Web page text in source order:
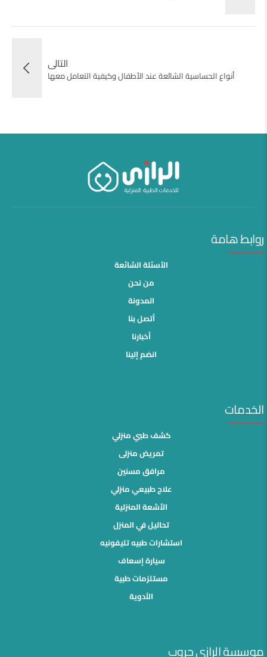
التالى
أنواع الحساسية الشائعة عند الأطفال وكيفية التعامل معها
روابط هامة
الأسئلة الشائعة
من نحن
المدونة
أتصل بنا
أخبارنا
انضم إلينا
الخدمات
كشف طبي منزلي
تمريض منزلى
مرافق مسنين
علاج طبيعي منزلي
الأشعة المنزلية
تحاليل في المنزل
استشارات طبيه تليفونيه
سيارة إسعاف
مستلزمات طبية
الأدوية
موسسة الرازي جروب